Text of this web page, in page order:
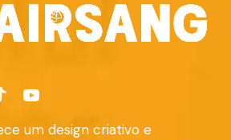
um design criativo e